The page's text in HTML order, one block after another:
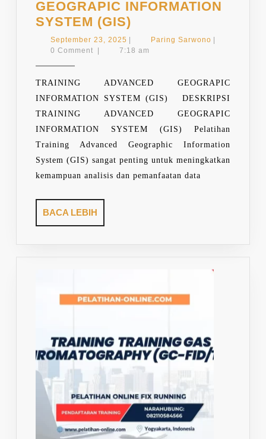
GEOGRAPIC INFORMATION
SYSTEM (GIS)
ADVANCED
GEOGRAPIC
SYSTEM
(GIS)
September 23, 2025 September
23,
Paring SarwonoParing
0 Comment
7:18 am
TRAINING ADVANCED GEOGRAPIC
INFORMATION SYSTEM (GIS) DESKRIPSI
TRAINING ADVANCED GEOGRAPIC
INFORMATION SYSTEM (GIS) Pelatihan
Training Advanced Geographic Information
System (GIS) sangat penting untuk meningkatkan
kemampuan analisis dan pemanfaatan data
BACA LEBIH
LEBIH